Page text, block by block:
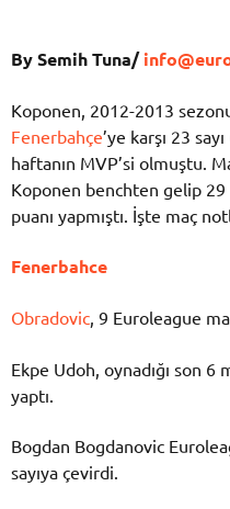
By Semih Tuna/
Koponen, 2012-2013
Fenerbahçe’ye karşı 23
haftanın MVP’si olmuştu.
Koponen benchten gelip 29
puanı yapmıştı. İşte maç
Fenerbahce
Obradovic, 9 Euroleague
Ekpe Udoh, oynadığı son 6
yaptı.
Bogdan Bogdanovic
sayıya çevirdi.